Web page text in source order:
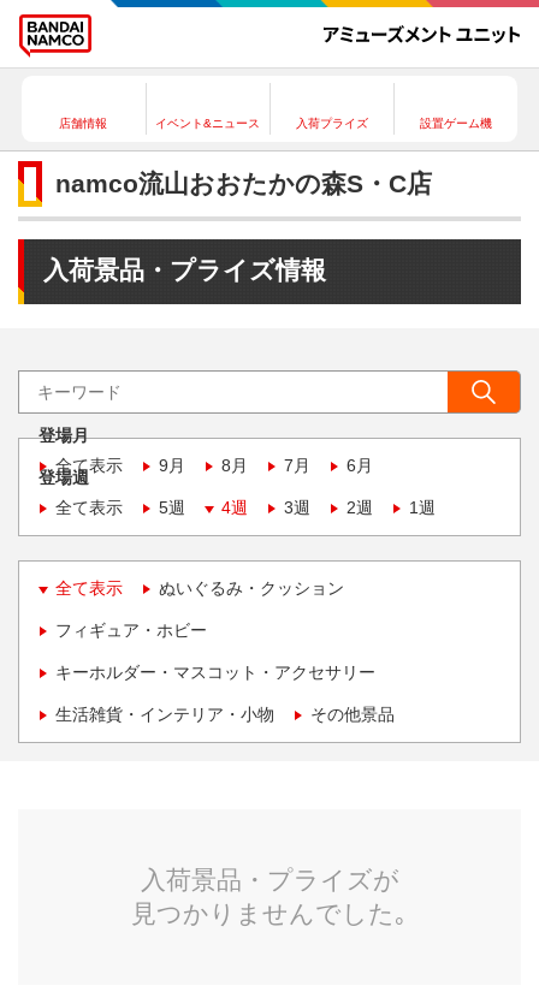
店舗情報 イベント&ニュース 入荷プライズ 設置ゲーム機
namco流山おおたかの森S・C店
入荷景品・プライズ情報
登場月
全て表示
9月 8月 7月 6月
登場週
全て表示
5週 4週 3週 2週 1週
全て表示 ぬいぐるみ・クッション
フィギュア・ホビー
キーホルダー・マスコット・アクセサリー
生活雑貨・インテリア・小物 その他景品